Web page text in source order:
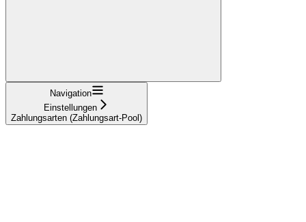
Navigation
Einstellungen
Zahlungsarten (Zahlungsart-Pool)